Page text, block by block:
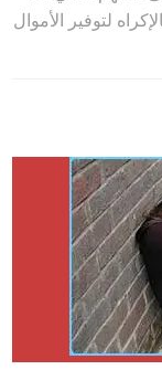
لتوفير الأموال